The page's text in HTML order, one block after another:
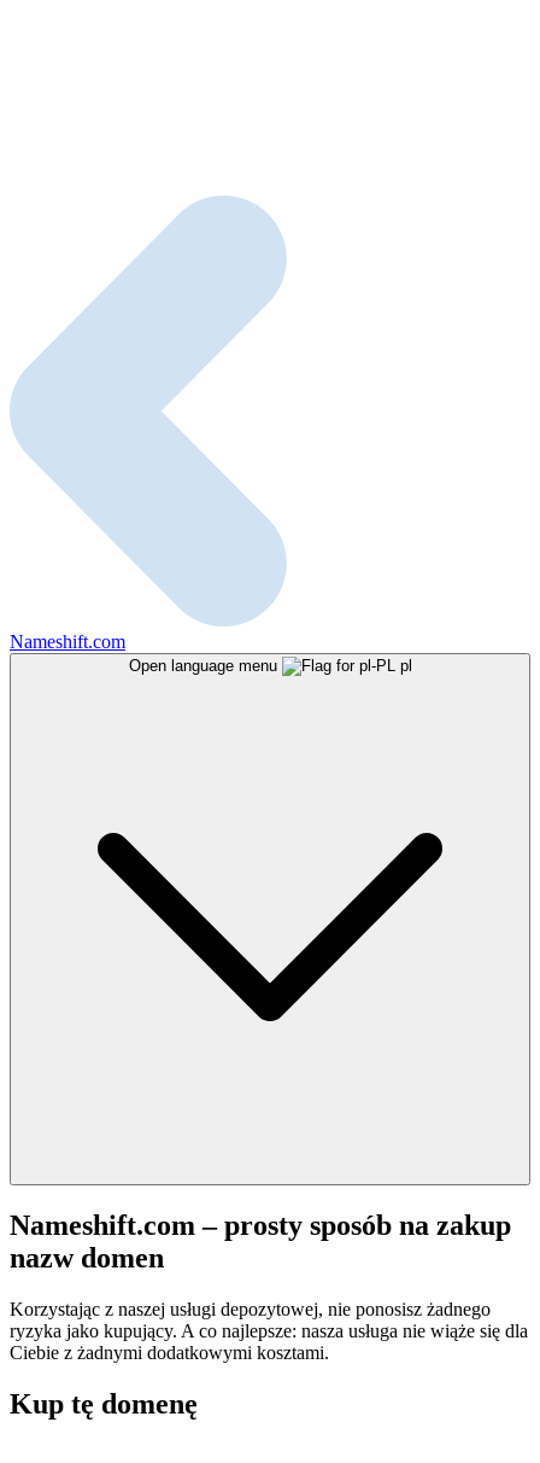
Nameshift.com
Open language menu pl
Nameshift.com – prosty sposób na zakup
nazw domen
Korzystając z naszej usługi depozytowej, nie ponosisz żadnego
ryzyka jako kupujący. A co najlepsze: nasza usługa nie wiąże się dla
Ciebie z żadnymi dodatkowymi kosztami.
Kup tę domenę